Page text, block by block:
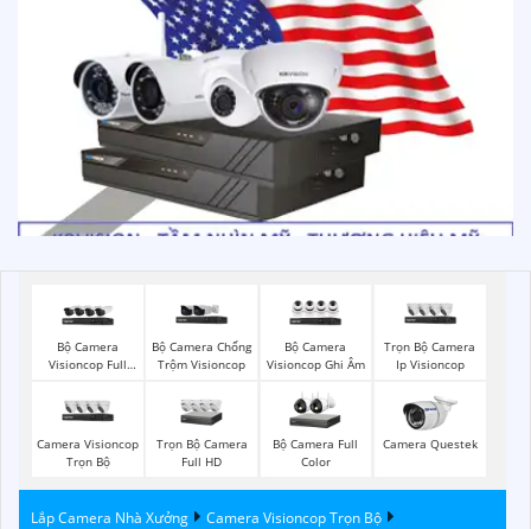
Bộ Camera
Visioncop Full
Bộ Camera Chống
Trộm Visioncop
Bộ Camera
Visioncop Ghi Âm
Trọn Bộ Camera
Ip Visioncop
Camera Visioncop
Trọn Bộ
Trọn Bộ Camera
Full HD
Bộ Camera Full
Color
Camera Questek
Lắp Camera Nhà Xưởng Camera Visioncop Trọn Bộ